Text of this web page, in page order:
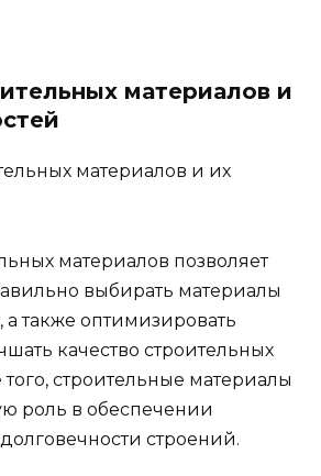
материалов и
материалов позволяет
выбирать материалы
а также оптимизировать
качество строительных
строительные материалы
роль в обеспечении
строений.